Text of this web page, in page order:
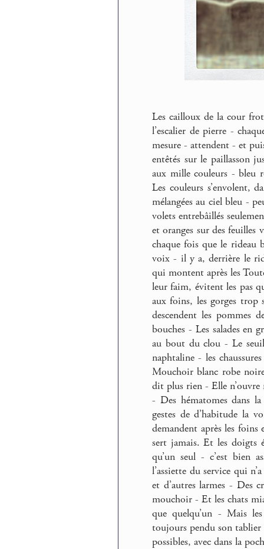
Les cailloux de la cour
l’escalier de pierre -
mesure - attendent - et
entêtés sur le paillasson
aux mille couleurs - bleu
Les couleurs s’envolent,
mélangées au ciel bleu -
volets entrebâillés
et oranges sur des
chaque fois que le rideau
voix - il y a, derrière le
qui montent après les
leur faim, évitent les pas
aux foins, les gorges trop
descendent les pommes
bouches - Les salades en
au bout du clou - Le
naphtaline - les
Mouchoir blanc robe
dit plus rien - Elle n’ouvre
- Des hématomes dans
gestes de d’habitude la
demandent après les foins
sert jamais. Et les doigts
qu’un seul - c’est bien
l’assiette du service qui
et d’autres larmes - Des
mouchoir - Et les chats
que quelqu’un - Mais
toujours pendu son
possibles, avec dans la